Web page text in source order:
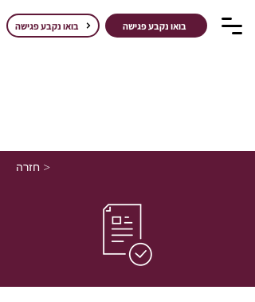
בואו נקבע פגישה בואו נקבע פגישה
חזרה >